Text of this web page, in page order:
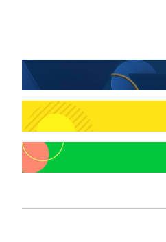
44분 전 >
"韓 외환시장 개입 관측
'월드컵 탈락 후폭풍' 축
49분 전 >서울 낮 37.9도, 올여름
57분 전 > [속보]종합특검, 대검 추
2시간 전 >[속보]코스닥, 800p 회
2시간 전 >
[속보]코스피, 301.88